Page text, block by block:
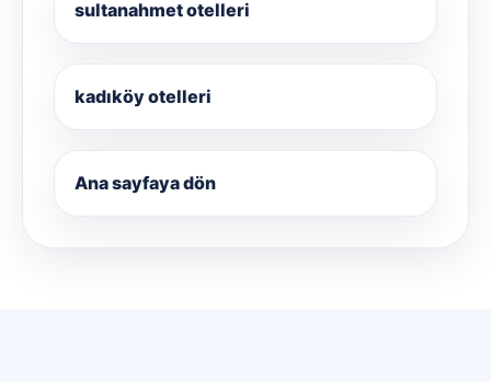
sultanahmet otelleri
kadıköy otelleri
Ana sayfaya dön